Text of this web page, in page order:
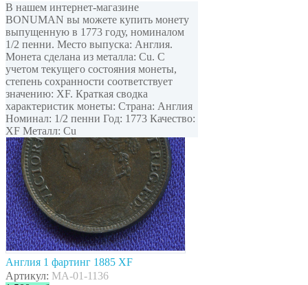
В нашем интернет-магазине
BONUMAN вы можете купить монету
выпущенную в 1773 году, номиналом
1/2 пенни. Место выпуска: Англия.
Монета сделана из металла: Cu. С
учетом текущего состояния монеты,
степень сохранности соответствует
значению: XF. Краткая сводка
характеристик монеты: Страна: Англия
Номинал: 1/2 пенни Год: 1773 Качество:
XF Металл: Cu
Англия 1 фартинг 1885 XF
Артикул: MA-01-1136